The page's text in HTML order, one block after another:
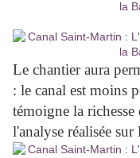
Le chantier aura
: le canal est moins
témoigne la
l'analyse réalisée sur